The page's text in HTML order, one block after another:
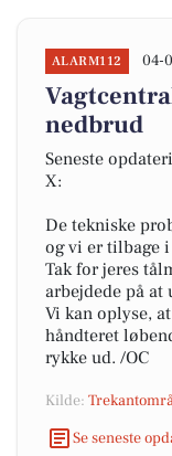
ALARM112 04-
nedbrud
Seneste
X:
De tekniske
og vi er tilbage
Tak for jeres
arbejdede på at
Vi kan oplyse,
håndteret
rykke ud. /OC
Kilde:
Se seneste